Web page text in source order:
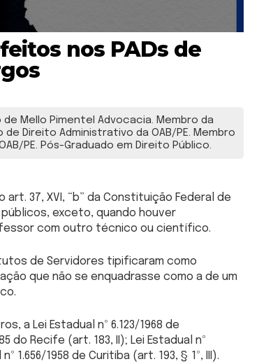
nos PADs de
de Mello Pimentel Advocacia. Membro da
Direito Administrativo da OAB/PE. Membro
PE. Pós-Graduado em Direito Público.
37, XVI, “b” da Constituição Federal de
exceto, quando houver
com outro técnico ou científico.
de Servidores tipificaram como
que não se enquadrasse como a de um
a Lei Estadual nº 6.123/1968 de
do Recife (art. 183, II); Lei Estadual nº
1.656/1958 de Curitiba (art. 193, § 1º, III).